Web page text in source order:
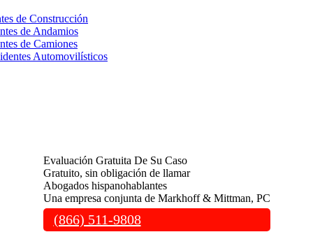
de Construcción
de Andamios
de Camiones
Automovilísticos
Evaluación Gratuita De Su Caso
Gratuito, sin obligación de llamar
Abogados hispanohablantes
Una empresa conjunta de Markhoff & Mittman, PC
(866) 511-9808